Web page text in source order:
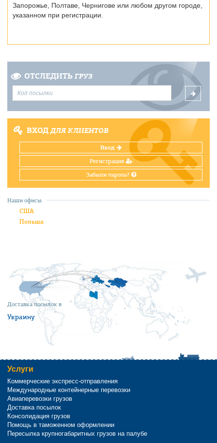
Запорожье, Полтаве, Чернигове или любом другом городе,
указанном при регистрации.
ОТСЛЕДИТЬ ГРУЗ
ВХОДДЛЯ КЛИЕНТОВ
Вход
Регистрация
Забыли пароль?
Доставка посылок в
Украину
Наши офисы
США
Польша
Услуги
Коммерческие экспресс-отправления
Международные контейнерные перевозки
Авиаперевозки грузов
Доставка посылок
Консолидация грузов
Помощь в таможенном оформлении
Пересылка крупногабаритных грузов на палубе